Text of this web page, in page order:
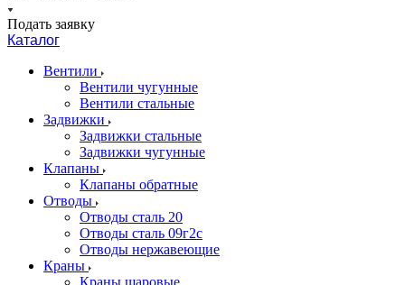
Подать заявку
Каталог
Вентили
Вентили чугунные
Вентили стальные
Задвижки
Задвижки стальные
Задвижки чугунные
Клапаны
Клапаны обратные
Отводы
Отводы сталь 20
Отводы сталь 09г2с
Отводы нержавеющие
Краны
Краны шаровые